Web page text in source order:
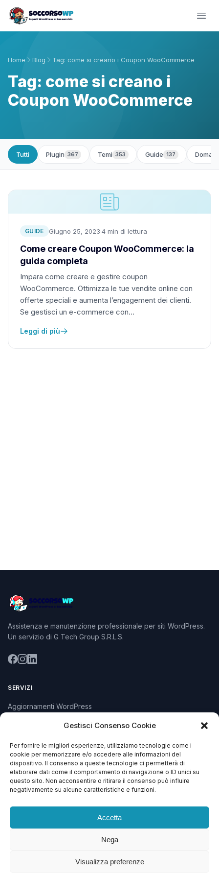
Gestisci Consenso Cookie
Per fornire le migliori esperienze, utilizziamo tecnologie come i
cookie per memorizzare e/o accedere alle informazioni del
dispositivo. Il consenso a queste tecnologie ci permetterà di
elaborare dati come il comportamento di navigazione o ID unici su
questo sito. Non acconsentire o ritirare il consenso può influire
negativamente su alcune caratteristiche e funzioni.
Accetta
Nega
Visualizza preferenze
Home Blog Tag: come si creano i Coupon WooCommerce
Tag: come si creano i
Coupon WooCommerce
Tutti Plugin 367 Temi 353 Guide 137
GUIDE Giugno 25, 2023·4 min di lettura
Come creare Coupon WooCommerce: la
guida completa
Impara come creare e gestire coupon
WooCommerce. Ottimizza le tue vendite online con
offerte speciali e aumenta l’engagement dei clienti.
Se gestisci un e-commerce con…
Leggi di più
Assistenza e manutenzione professionale per siti WordPress.
Un servizio di G Tech Group S.R.L.S.
SERVIZI
Aggiornamenti WordPress
Rimozione Malware
Sviluppo Plugin
Piani e Prezzi
SUPPORTO
Apri Ticket
Contattaci